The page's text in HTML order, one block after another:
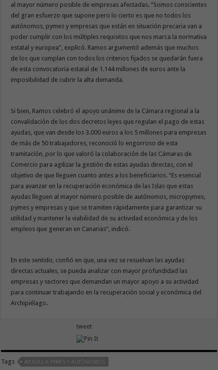
al mayor número posible de empresas afectadas. “Somos conscientes
del gran esfuerzo que supone pero lo cierto es que no todos los
autónomos, pymes y empresas que están en situación precaria van a
poder cumplir con los múltiples requisitos que nos marca la normativa
estatal y europea”, explicó. Ramos argumentó además que muchos
de los que cumplan con todos los criterios fijados se quedarán fuera
de esta convocatoria estatal de 1.144 millones de euros ante la
imposibilidad de cubrir la alta demanda.
Si bien, Ramos celebró el apoyo unánime de la Cámara regional a la
convalidación de los dos decretos leyes que regulan el pago de estas
ayudas, que van desde los 3.000 euros a los 5 millones para empresas
de más de 50 trabajadores, reconoció lo engorroso de esta
tramitación, por lo que valoró la colaboración de las Cámaras de
Comercio para agilizar la gestión de estas ayudas directas, con el
objetivo de que lleguen cuanto antes a los beneficiarios. “Es esencial
para avanzar en la recuperación económica de las Islas que estas
ayudas lleguen al mayor número posible de autónomos, micropymes,
pymes y empresas y que se tramiten rápidamente para garantizar su
utilidad y mantener la viabilidad de su actividad económica y de los
empleos que generan en Canarias”, indicó.
En este sentido, confió en que, una vez se resuelvan las ayudas
directas actuales, se pueda analizar con mayor profundidad las
empresas y sectores que demandan un mayor apoyo a su actividad
para continuar trabajando en la recuperación social y económica del
Archipiélago.
tweet
Tags AYUDAS A PYMES Y AUTÓNOMOS